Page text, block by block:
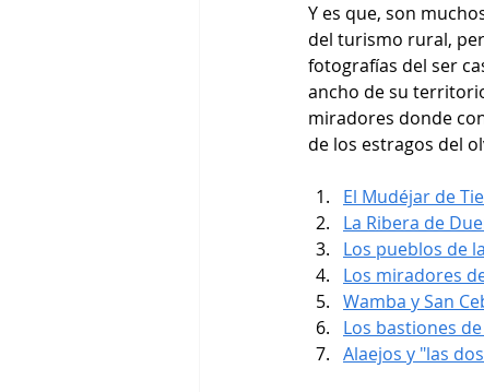
Y es que, son
del turismo rural,
fotografías del ser
ancho de su
miradores donde
de los estragos del
El Mudéjar de
La Ribera de
Los pueblos de
Los miradores
Wamba y San
Los bastiones
Alaejos y "las